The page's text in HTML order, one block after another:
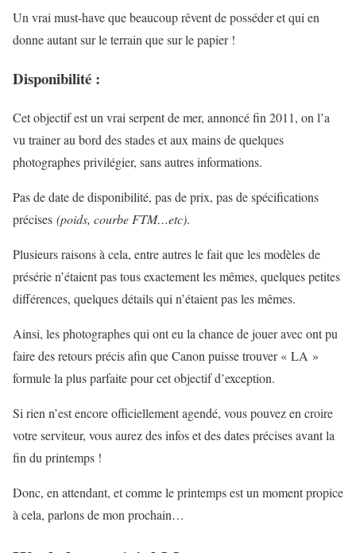
Un vrai must-have que beaucoup rêvent de posséder et qui en
donne autant sur le terrain que sur le papier !
Disponibilité :
Cet objectif est un vrai serpent de mer, annoncé fin 2011, on l’a
vu trainer au bord des stades et aux mains de quelques
photographes privilégier, sans autres informations.
Pas de date de disponibilité, pas de prix, pas de spécifications
précises (poids, courbe FTM…etc).
Plusieurs raisons à cela, entre autres le fait que les modèles de
présérie n’étaient pas tous exactement les mêmes, quelques petites
différences, quelques détails qui n’étaient pas les mêmes.
Ainsi, les photographes qui ont eu la chance de jouer avec ont pu
faire des retours précis afin que Canon puisse trouver « LA »
formule la plus parfaite pour cet objectif d’exception.
Si rien n’est encore officiellement agendé, vous pouvez en croire
votre serviteur, vous aurez des infos et des dates précises avant la
fin du printemps !
Donc, en attendant, et comme le printemps est un moment propice
à cela, parlons de mon prochain…